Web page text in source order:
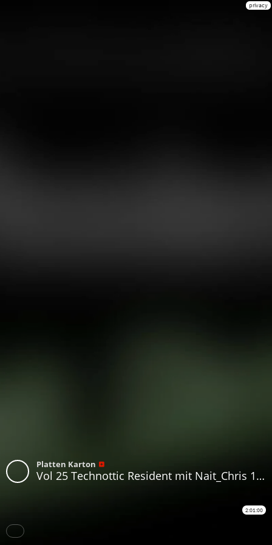
privacy
Platten Karton
Vol 25 Technottic Resident mit Nait_Chris 11.11.23
2:01:00